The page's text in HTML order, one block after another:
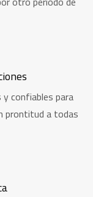
confiables para
prontitud a todas